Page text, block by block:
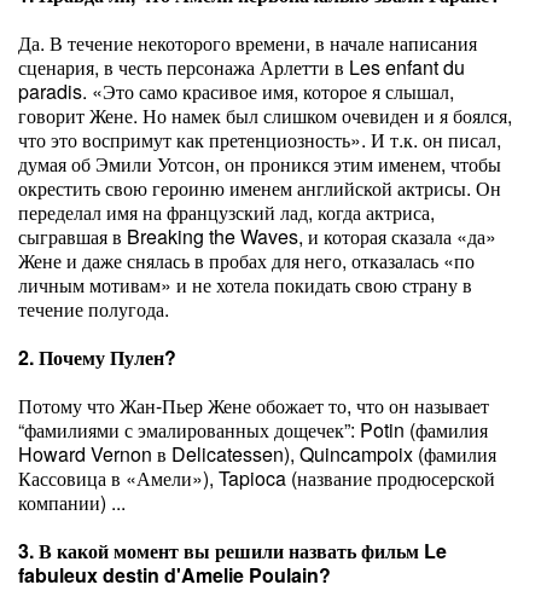
Да. В течение некоторого времени, в начале написания
сценария, в честь персонажа Арлетти в Les enfant du
paradis. «Это само красивое имя, которое я слышал,
говорит Жене. Но намек был слишком очевиден и я боялся,
что это воспримут как претенциозность». И т.к. он писал,
думая об Эмили Уотсон, он проникся этим именем, чтобы
окрестить свою героиню именем английской актрисы. Он
переделал имя на французский лад, когда актриса,
сыгравшая в Breaking the Waves, и которая сказала «да»
Жене и даже снялась в пробах для него, отказалась «по
личным мотивам» и не хотела покидать свою страну в
течение полугода.
2. Почему Пулен?
Потому что Жан-Пьер Жене обожает то, что он называет
“фамилиями с эмалированных дощечек”: Potin (фамилия
Howard Vernon в Delicatessen), Quincampoix (фамилия
Кассовица в «Амели»), Tapioca (название продюсерской
компании) ...
3. В какой момент вы решили назвать фильм Le
fabuleux destin d'Amelie Poulain?